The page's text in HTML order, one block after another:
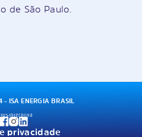
de São Paulo.
ENERGIA BRASIL
privacidade